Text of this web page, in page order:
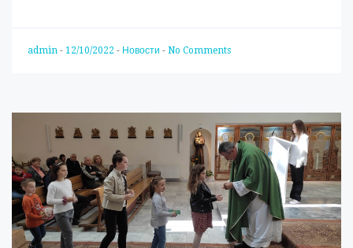
admin - 12/10/2022 - Новости - No Comments